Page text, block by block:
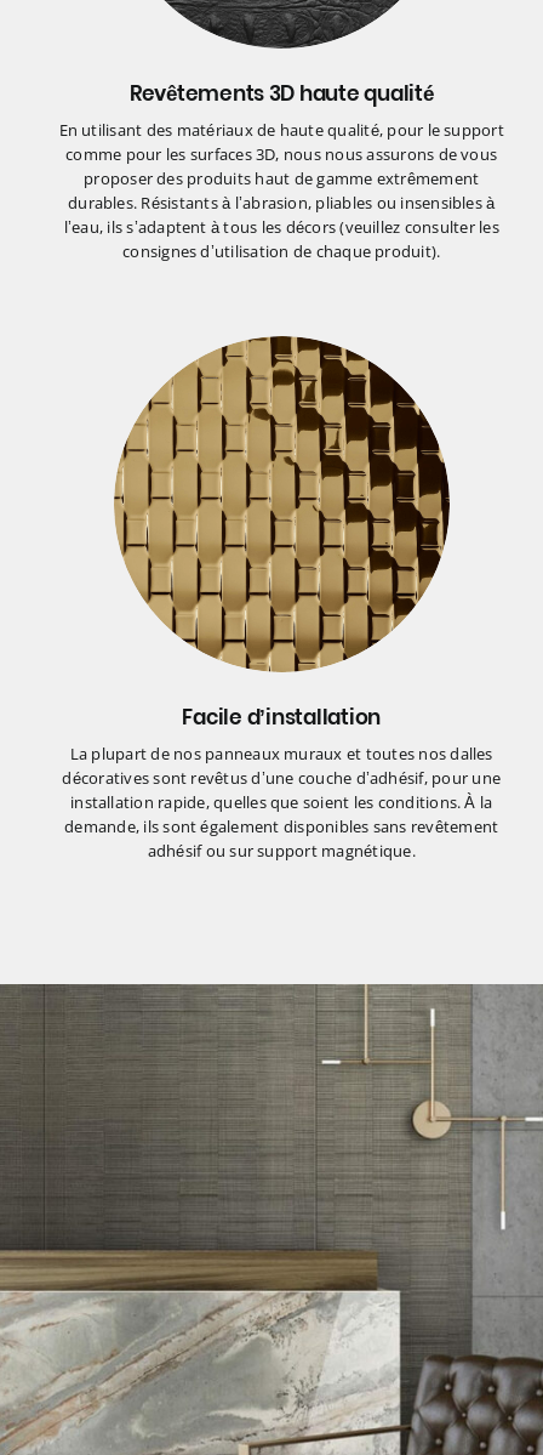
Revêtements 3D haute qualité
En utilisant des matériaux de haute qualité, pour le support
comme pour les surfaces 3D, nous nous assurons de vous
proposer des produits haut de gamme extrêmement
durables. Résistants à l’abrasion, pliables ou insensibles à
l’eau, ils s’adaptent à tous les décors (veuillez consulter les
consignes d’utilisation de chaque produit).
Facile d’installation
La plupart de nos panneaux muraux et toutes nos dalles
décoratives sont revêtus d’une couche d’adhésif, pour une
installation rapide, quelles que soient les conditions. À la
demande, ils sont également disponibles sans revêtement
adhésif ou sur support magnétique.